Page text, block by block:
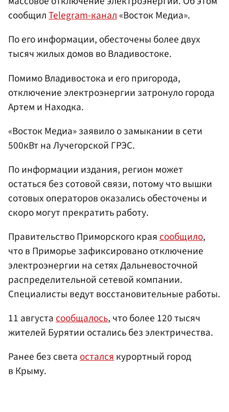
сообщилTelegram-канал«Восток Медиа».
По его информации, обесточены более двух
тысяч жилых домов во Владивостоке.
Помимо Владивостока и его пригорода,
отключение электроэнергии затронуло города
Артем и Находка.
«Восток Медиа» заявило о замыкании в сети
500кВт на Лучегорской ГРЭС.
По информации издания, регион может
остаться без сотовой связи, потому что вышки
сотовых операторов оказались обесточены и
скоро могут прекратить работу.
Правительство Приморского краясообщило,
что в Приморье зафиксировано отключение
электроэнергии на сетях Дальневосточной
распределительной сетевой компании.
Специалисты ведут восстановительные работы.
11 августасообщалось, что более 120 тысяч
жителей Бурятии остались без электричества.
Ранее без светаосталсякурортный город
в Крыму.